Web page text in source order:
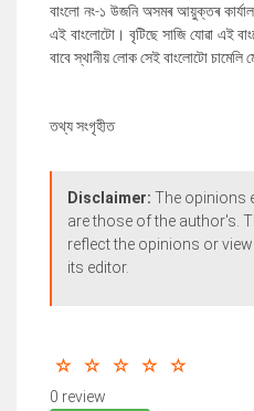
বাংলো নং-১ উজনি অসমৰ আয়ুক্তৰ
এই বাংলোটো। বৃটিছে সাজি যোৱা এই
বাবে স্থানীয় লোক সেই বাংলোটো চামেলি
তথ্য সংগৃহীত
Disclaimer: The opinions
are those of the author's.
reflect the opinions or
its editor.
0 review